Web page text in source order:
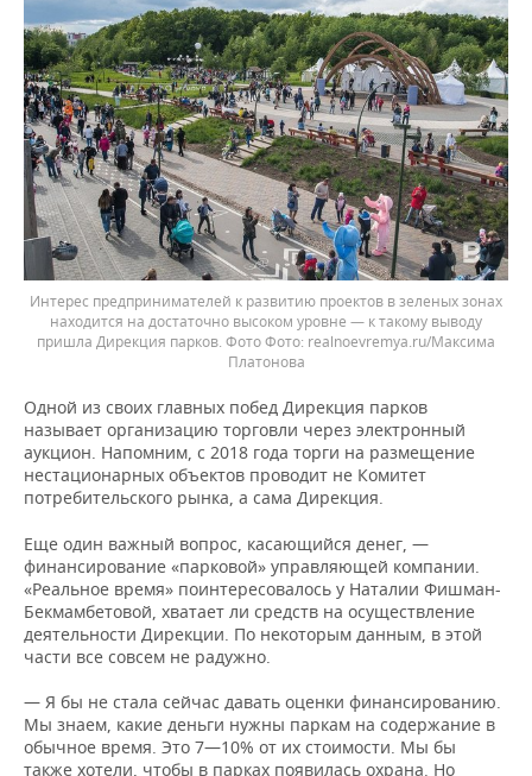
Интерес предпринимателей к развитию проектов в зеленых зонах
находится на достаточно высоком уровне — к такому выводу
пришла Дирекция парков. Фото
realnoevremya.ru/Максима
Платонова
Одной из своих главных побед Дирекция парков
называет организацию торговли через электронный
аукцион. Напомним, с 2018 года торги на размещение
нестационарных объектов проводит не Комитет
потребительского рынка, а сама Дирекция.
Еще один важный вопрос, касающийся денег, —
финансирование «парковой» управляющей компании.
«Реальное время» поинтересовалось у Наталии Фишман-
Бекмамбетовой, хватает ли средств на осуществление
деятельности Дирекции. По некоторым данным, в этой
части все совсем не радужно.
— Я бы не стала сейчас давать оценки финансированию.
Мы знаем, какие деньги нужны паркам на содержание в
обычное время. Это 7—10% от их стоимости. Мы бы
также хотели, чтобы в парках появилась охрана. Но